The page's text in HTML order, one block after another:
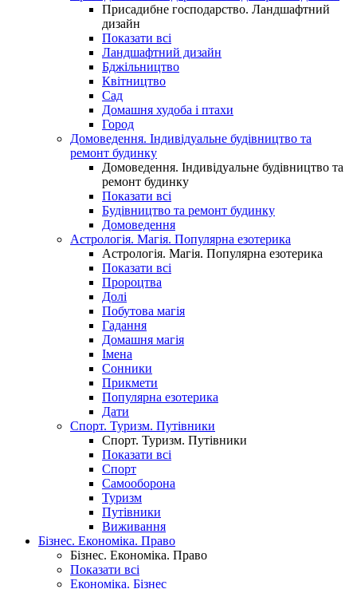
Присадибне господарство. Ландшафтний
дизайн
Показати всі
Ландшафтний дизайн
Бджільництво
Квітництво
Сад
Домашня худоба і птахи
Город
Домоведення. Індивідуальне будівництво та
ремонт будинку
Домоведення. Індивідуальне будівництво та
ремонт будинку
Показати всі
Будівництво та ремонт будинку
Домоведення
Астрологія. Магія. Популярна езотерика
Астрологія. Магія. Популярна езотерика
Показати всі
Пророцтва
Долі
Побутова магія
Гадання
Домашня магія
Імена
Сонники
Прикмети
Популярна езотерика
Дати
Спорт. Туризм. Путівники
Спорт. Туризм. Путівники
Показати всі
Спорт
Самооборона
Туризм
Путівники
Виживання
Бізнес. Економіка. Право
Бізнес. Економіка. Право
Показати всі
Економіка. Бізнес